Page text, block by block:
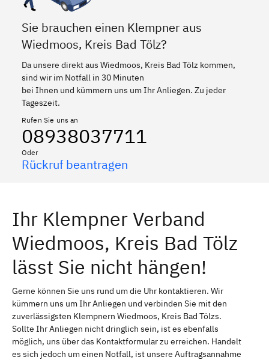
Sie brauchen einen Klempner aus
Wiedmoos, Kreis Bad Tölz?
Da unsere direkt aus Wiedmoos, Kreis Bad Tölz kommen,
sind wir im Notfall in 30 Minuten
bei Ihnen und kümmern uns um Ihr Anliegen. Zu jeder
Tageszeit.
Rufen Sie uns an
08938037711
Oder
Rückruf beantragen
Ihr Klempner Verband
Wiedmoos, Kreis Bad Tölz
lässt Sie nicht hängen!
Gerne können Sie uns rund um die Uhr kontaktieren. Wir
kümmern uns um Ihr Anliegen und verbinden Sie mit den
zuverlässigsten Klempnern Wiedmoos, Kreis Bad Tölzs.
Sollte Ihr Anliegen nicht dringlich sein, ist es ebenfalls
möglich, uns über das Kontaktformular zu erreichen. Handelt
es sich jedoch um einen Notfall, ist unsere Auftragsannahme